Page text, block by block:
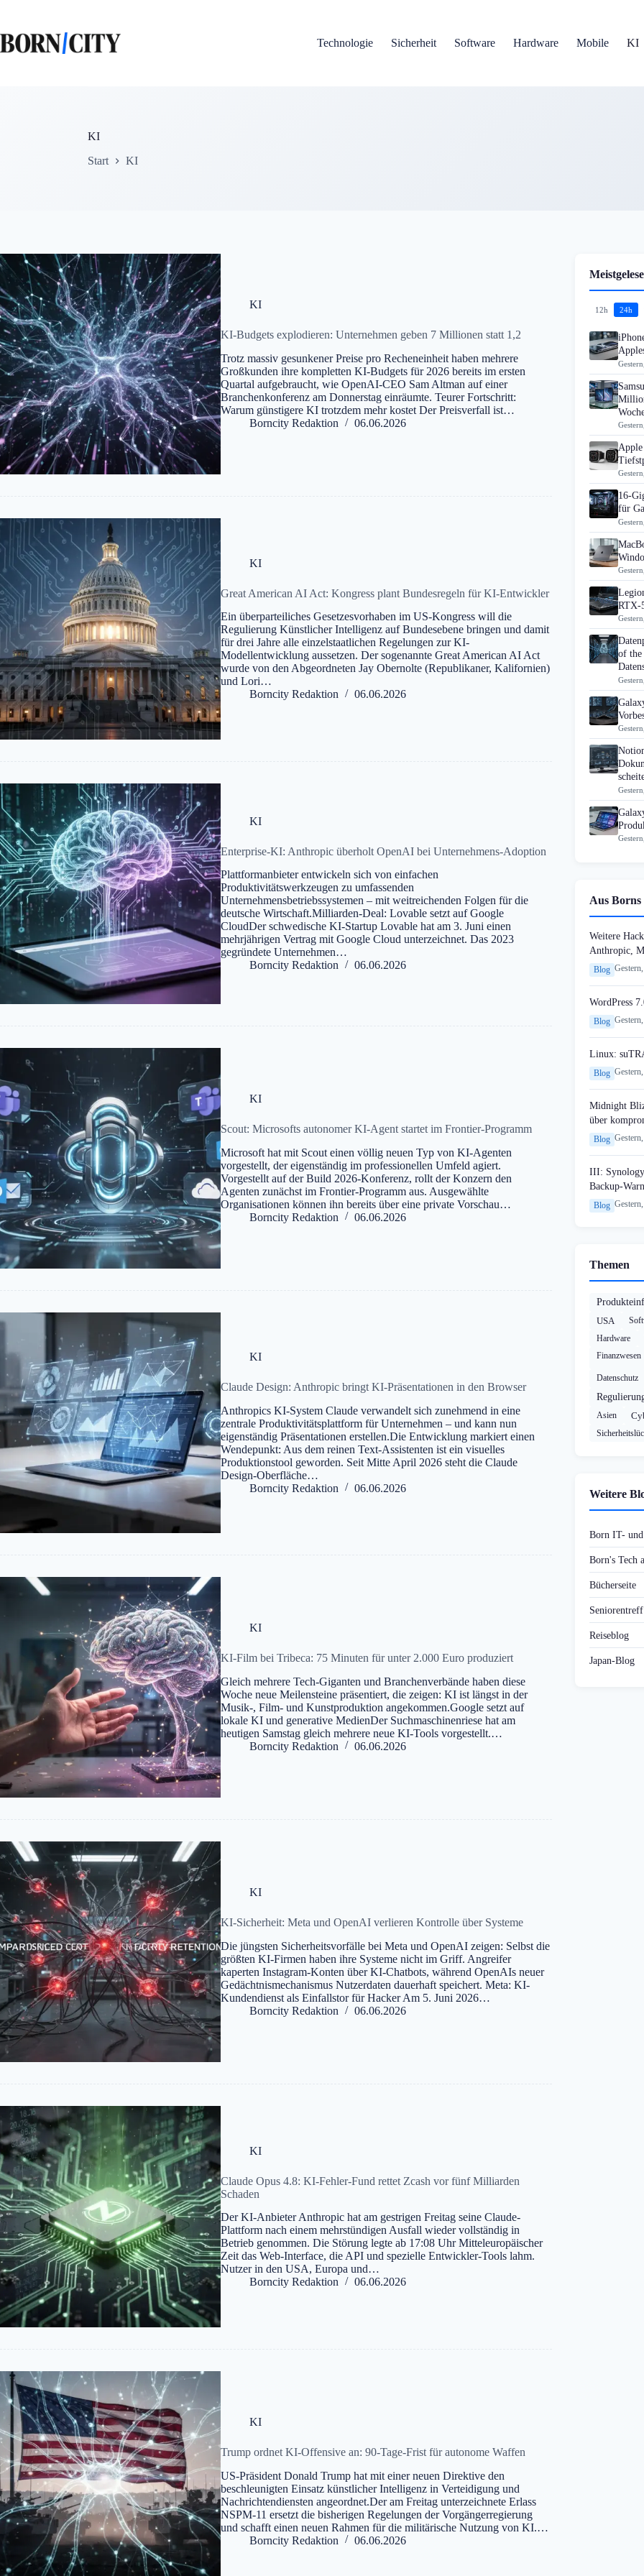
springen
Technologie
Sicherheit Software Hardware Mobile KI
KI
Start KI
KI
KI-Budgets explodieren: Unternehmen geben 7 Millionen statt 1,2
Trotz massiv gesunkener Preise pro Recheneinheit haben mehrere
Großkunden ihre kompletten KI-Budgets für 2026 bereits im ersten
Quartal aufgebraucht, wie OpenAI-CEO Sam Altman auf einer
Branchenkonferenz am Donnerstag einräumte. Teurer Fortschritt:
Warum günstigere KI trotzdem mehr kostet Der Preisverfall ist…
Borncity Redaktion
06.06.2026
KI
Great American AI Act: Kongress plant Bundesregeln für KI-Entwickler
Ein überparteiliches Gesetzesvorhaben im US-Kongress will die
Regulierung Künstlicher Intelligenz auf Bundesebene bringen und damit
für drei Jahre alle einzelstaatlichen Regelungen zur KI-
Modellentwicklung aussetzen. Der sogenannte Great American AI Act
wurde von den Abgeordneten Jay Obernolte (Republikaner, Kalifornien)
und Lori…
Borncity Redaktion
06.06.2026
KI
Enterprise-KI: Anthropic überholt OpenAI bei Unternehmens-Adoption
Plattformanbieter entwickeln sich von einfachen
Produktivitätswerkzeugen zu umfassenden
Unternehmensbetriebssystemen – mit weitreichenden Folgen für die
deutsche Wirtschaft.Milliarden-Deal: Lovable setzt auf Google
CloudDer schwedische KI-Startup Lovable hat am 3. Juni einen
mehrjährigen Vertrag mit Google Cloud unterzeichnet. Das 2023
gegründete Unternehmen…
Borncity Redaktion
06.06.2026
KI
Scout: Microsofts autonomer KI-Agent startet im Frontier-Programm
Microsoft hat mit Scout einen völlig neuen Typ von KI-Agenten
vorgestellt, der eigenständig im professionellen Umfeld agiert.
Vorgestellt auf der Build 2026-Konferenz, rollt der Konzern den
Agenten zunächst im Frontier-Programm aus. Ausgewählte
Organisationen können ihn bereits über eine private Vorschau…
Borncity Redaktion
06.06.2026
KI
Claude Design: Anthropic bringt KI-Präsentationen in den Browser
Anthropics KI-System Claude verwandelt sich zunehmend in eine
zentrale Produktivitätsplattform für Unternehmen – und kann nun
eigenständig Präsentationen erstellen.Die Entwicklung markiert einen
Wendepunkt: Aus dem reinen Text-Assistenten ist ein visuelles
Produktionstool geworden. Seit Mitte April 2026 steht die Claude
Design-Oberfläche…
Borncity Redaktion
06.06.2026
KI
KI-Film bei Tribeca: 75 Minuten für unter 2.000 Euro produziert
Gleich mehrere Tech-Giganten und Branchenverbände haben diese
Woche neue Meilensteine präsentiert, die zeigen: KI ist längst in der
Musik-, Film- und Kunstproduktion angekommen.Google setzt auf
lokale KI und generative MedienDer Suchmaschinenriese hat am
heutigen Samstag gleich mehrere neue KI-Tools vorgestellt.…
Borncity Redaktion
06.06.2026
KI
KI-Sicherheit: Meta und OpenAI verlieren Kontrolle über Systeme
Die jüngsten Sicherheitsvorfälle bei Meta und OpenAI zeigen: Selbst die
größten KI-Firmen haben ihre Systeme nicht im Griff. Angreifer
kaperten Instagram-Konten über KI-Chatbots, während OpenAIs neuer
Gedächtnismechanismus Nutzerdaten dauerhaft speichert. Meta: KI-
Kundendienst als Einfallstor für Hacker Am 5. Juni 2026…
Borncity Redaktion
06.06.2026
KI
Claude Opus 4.8: KI-Fehler-Fund rettet Zcash vor fünf Milliarden
Schaden
Der KI-Anbieter Anthropic hat am gestrigen Freitag seine Claude-
Plattform nach einem mehrstündigen Ausfall wieder vollständig in
Betrieb genommen. Die Störung legte ab 17:08 Uhr Mitteleuropäischer
Zeit das Web-Interface, die API und spezielle Entwickler-Tools lahm.
Nutzer in den USA, Europa und…
Borncity Redaktion
06.06.2026
KI
Trump ordnet KI-Offensive an: 90-Tage-Frist für autonome Waffen
US-Präsident Donald Trump hat mit einer neuen Direktive den
beschleunigten Einsatz künstlicher Intelligenz in Verteidigung und
Nachrichtendiensten angeordnet.Der am Freitag unterzeichnete Erlass
NSPM-11 ersetzt die bisherigen Regelungen der Vorgängerregierung
und schafft einen neuen Rahmen für die militärische Nutzung von KI.…
Borncity Redaktion
06.06.2026
12h 24h
16-
für
RTX-
of
Aus
Weitere
Anthropic,
Blog
WordPress
Blog
Linux:
Blog
Midnight
über
Blog
III:
Backup-
Blog
Themen
USA
Hardware
Finanzwesen
Datenschutz
Asien
Weitere
Born IT-
Born's Tech
Bücherseite
Reiseblog
Japan-Blog